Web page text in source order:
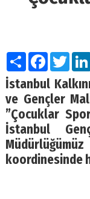
Paylaş
İstanbul
ve Gençler
”Çocuklar
İstanbul
koordinesinde